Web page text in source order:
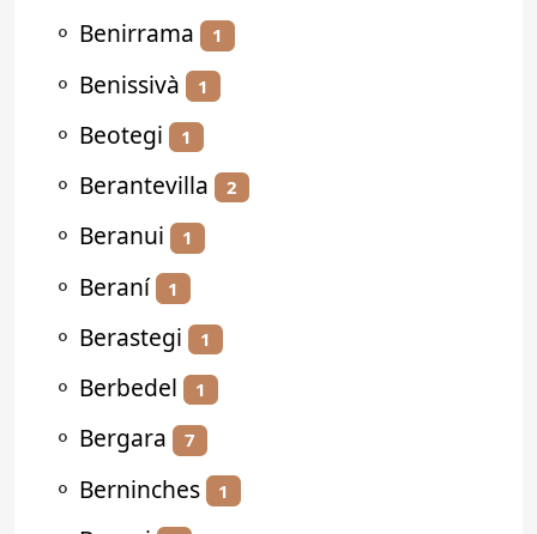
⚬ Benirrama 1
⚬ Benissivà 1
⚬ Beotegi 1
⚬ Berantevilla 2
⚬ Beranui 1
⚬ Beraní 1
⚬ Berastegi 1
⚬ Berbedel 1
⚬ Bergara 7
⚬ Berninches 1